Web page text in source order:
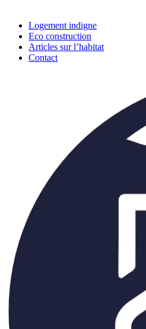
Logement indigne
Eco construction
Articles sur l’habitat
Contact